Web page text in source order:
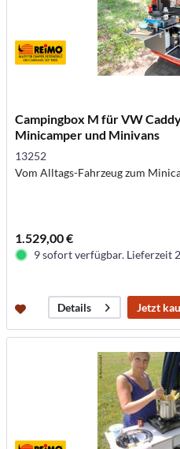
Campingbox M für VW
Minicamper und Minivans
13252
Vom Alltags-Fahrzeug zum
1.529,00 €
9 sofort verfügbar. Lieferzeit
Details Jetzt